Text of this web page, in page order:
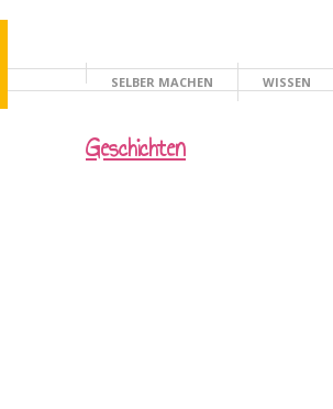
KINDERSEITE
SELBER MACHEN WISSEN
Geschichten